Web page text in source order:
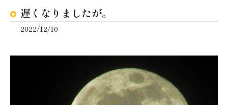
遅くなりましたが。
2022/12/10